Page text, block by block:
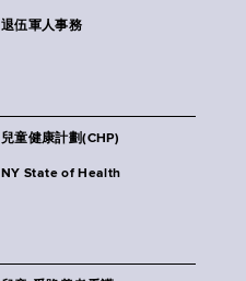
退伍軍人事務
兒童健康計劃(CHP)
NY State of Health